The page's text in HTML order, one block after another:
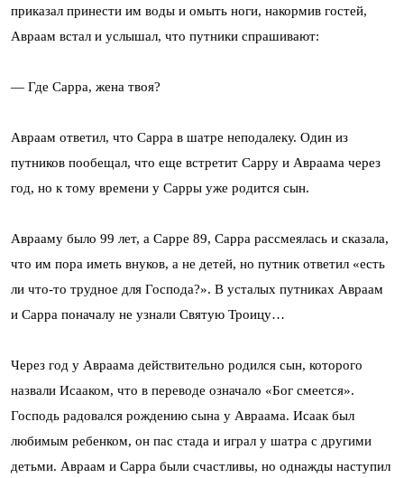
приказал принести им воды и омыть ноги, накормив гостей,
Авраам встал и услышал, что путники спрашивают:
— Где Сарра, жена твоя?
Авраам ответил, что Сарра в шатре неподалеку. Один из
путников пообещал, что еще встретит Сарру и Авраама через
год, но к тому времени у Сарры уже родится сын.
Аврааму было 99 лет, а Сарре 89, Сарра рассмеялась и сказала,
что им пора иметь внуков, а не детей, но путник ответил «есть
ли что-то трудное для Господа?». В усталых путниках Авраам
и Сарра поначалу не узнали Святую Троицу…
Через год у Авраама действительно родился сын, которого
назвали Исааком, что в переводе означало «Бог смеется».
Господь радовался рождению сына у Авраама. Исаак был
любимым ребенком, он пас стада и играл у шатра с другими
детьми. Авраам и Сарра были счастливы, но однажды наступил